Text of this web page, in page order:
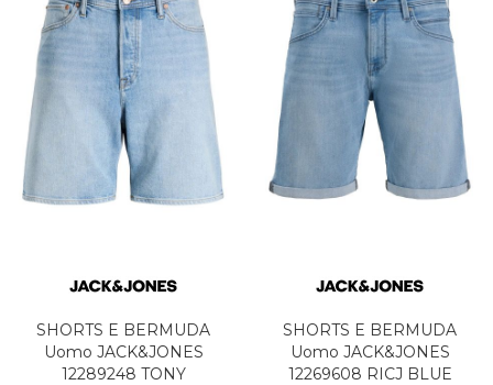
SHORTS E BERMUDA
Uomo JACK&JONES
12289248 TONY
SHORTS E BERMUDA
Uomo JACK&JONES
12269608 RICJ BLUE